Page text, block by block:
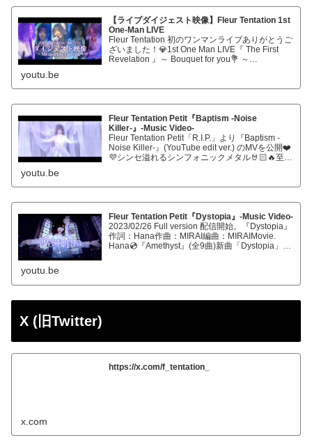
【ライブダイジェスト映像】Fleur Tentation 1st
One-Man LIVE
Fleur Tentation 初のワンマンライブありがとうご
ざいました！💎1st One Man LIVE『 The First
Revelation 』～ Bouquet for you💐 ～
youtu.be
Fleur Tentation Petit『Baptism -Noise
Killer-』-Music Video-
Fleur Tentation Petit「R.I.P.」より『Baptism -
Noise Killer-』(YouTube edit ver.) のMVを公開❤️
💜シンセ溢れるシンフォニックメタル🤘🏻🔥至高
youtu.be
Fleur Tentation Petit『Dystopia』‐Music Video‐
2023/02/26 Full version 配信開始。『Dystopia』
作詞：Hana作曲：MIRAI編曲：MIRAIMovie.
Hana💿『Amethyst』(全9曲)新曲「Dystopia」
youtu.be
X (旧Twitter)
https://x.com/f_tentation_
x.com